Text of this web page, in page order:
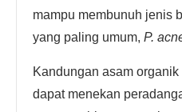
mampu membunuh jenis
yang paling umum, P.
Kandungan asam
dapat menekan